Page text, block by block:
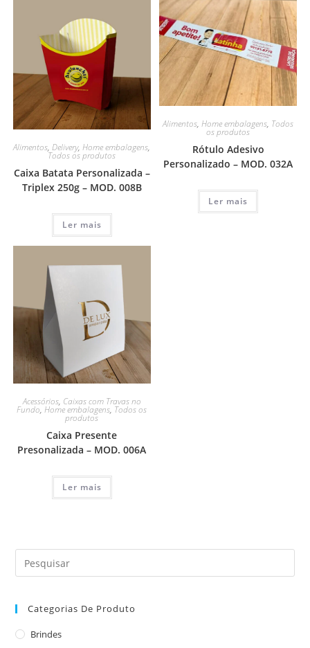
Alimentos,Delivery,Home embalagens,
Todos os produtos
Caixa Batata Personalizada –
Triplex 250g – MOD. 008B
Ler mais
Alimentos,Home embalagens, Todos
os produtos
Rótulo Adesivo
Personalizado – MOD. 032A
Ler mais
Acessórios, Caixas com Travas no
Fundo,Home embalagens, Todos os
produtos
Caixa Presente
Presonalizada – MOD. 006A
Ler mais
Categorias De Produto
Brindes